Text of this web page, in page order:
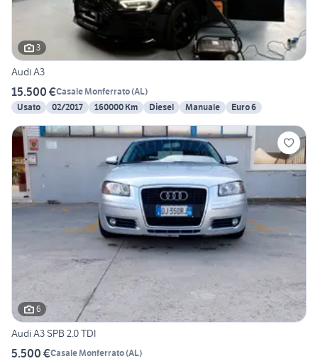
3
Audi A3
15.500 €Casale Monferrato(AL)
Usato
02/2017 160000 Km Diesel Manuale Euro 6
6
Audi A3 SPB 2.0 TDI
5.500 €Casale Monferrato(AL)